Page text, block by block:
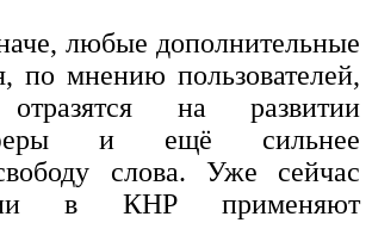
любые дополнительные
по мнению пользователей,
отразятся на развитии
сферы и ещё сильнее
слова. Уже сейчас
в КНР применяют